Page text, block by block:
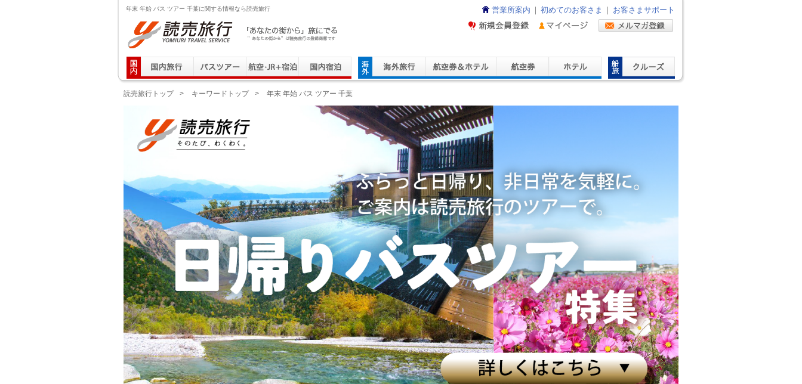
年末 年始 バス ツアー 千葉に関する情報なら読売旅行
読売旅行 「あなたの街から」旅にでる｜Yomiuri Travel Service
営業所案内 初めてのお客さま お客さまサポート
読売旅行トップ > キーワードトップ > 年末 年始 バス ツアー 千葉